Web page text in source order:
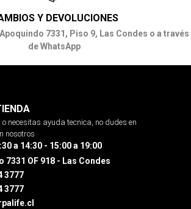
Y DEVOLUCIONES
7331, Piso 9, Las Condes o a través
de WhatsApp
necesitas ayuda tecnica, no dudes en
nosotros
a 14:30 - 15:00 a 19:00
7331 OF 918 - Las Condes
3777
3777